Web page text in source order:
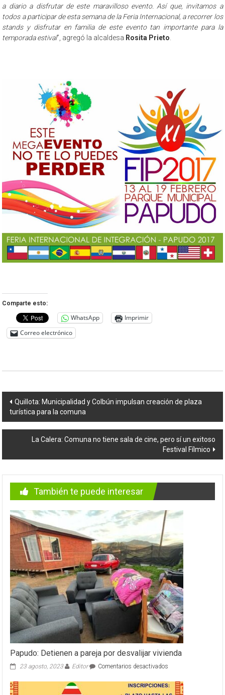
a diario a disfrutar de este maravilloso evento. Así que, invitamos a
todos a participar de esta semana de la Feria Internacional, a recorrer los
stands y disfrutar en familia de este evento tan importante para la
temporada estival”, agregó la alcaldesa Rosita Prieto
Comparte esto:
WhatsApp
Imprimir
Correo electrónico
Navegación
de
entradas
Quillota: Municipalidad y Colbún impulsan creación de plaza
turística para la comuna
La Calera: Comuna no tiene sala de cine, pero sí un exitoso
Festival Fílmico
También te puede interesar
Papudo: Detienen a pareja por desvalijar vivienda
23 agosto, 2023 Editor Comentarios desactivados
Detienen
a